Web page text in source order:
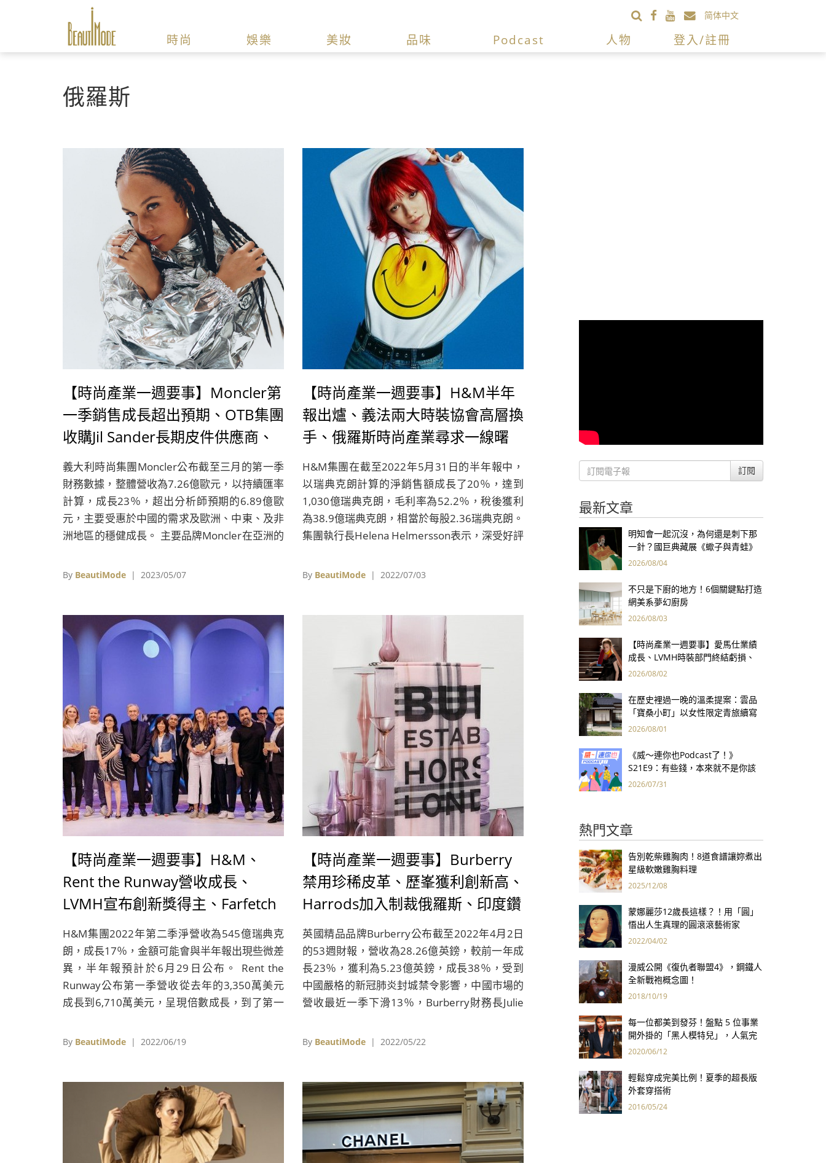
简体中文
時尚 娛樂 美妝 品味 Podcast 人物 登入/註冊
俄羅斯
【時尚產業一週要事】Moncler第
一季銷售成長超出預期、OTB集團
收購Jil Sander長期皮件供應商、
Shein與FIDM推出獎學金計畫、
有「赤色迪奧」之稱的俄羅斯設計
師Slava Zaitse
義大利時尚集團Moncler公布截至三月的第一季
財務數據，整體營收為7.26億歐元，以持續匯率
計算，成長23％，超出分析師預期的6.89億歐
元，主要受惠於中國的需求及歐洲、中東、及非
洲地區的穩健成長。 主要品牌Moncler在亞洲的
則成長了9％。在歐洲、中東和非洲地區，收入
By BeautiMode | 2023/05/07
【時尚產業一週要事】H&M半年
報出爐、義法兩大時裝協會高層換
手、俄羅斯時尚產業尋求一線曙
光、ANDAM時尚獎及Loewe工藝
獎公布得獎名單
H&M集團在截至2022年5月31日的半年報中，
以瑞典克朗計算的淨銷售額成長了20％，達到
1,030億瑞典克朗，毛利率為52.2％，稅後獲利
為38.9億瑞典克朗，相當於每股2.36瑞典克朗。
集團執行長Helena Helmersson表示，深受好評
加，降價幅度減少。實體店的銷售額大幅增長，
銷售渠道的整合與持續的舉措同時進行——特別
是在技術、供應鍊和可持續性方面。
By BeautiMode | 2022/07/03
【時尚產業一週要事】H&M、
Rent the Runway營收成長、
LVMH宣布創新獎得主、Farfetch
接受加密支付、卡地亞與亞馬遜聯
手打假、俄羅斯購物中心人流銳減
H&M集團2022年第二季淨營收為545億瑞典克
朗，成長17％，金額可能會與半年報出現些微差
異，半年報預計於6月29日公布。 Rent the
Runway公布第一季營收從去年的3,350萬美元
成長到6,710萬美元，呈現倍數成長，到了第一
134,998人，較前一季成長17％，也是歷來季末
4,230萬美元擴大至4,250萬美元。
By BeautiMode | 2022/06/19
【時尚產業一週要事】Burberry
禁用珍稀皮革、歷峯獲利創新高、
Harrods加入制裁俄羅斯、印度鑽
石工人失業、義大利最具價值品牌
出爐、Tom Ford卸任CFDA主席一
職
英國精品品牌Burberry公布截至2022年4月2日
的53週財報，營收為28.26億英鎊，較前一年成
長23％，獲利為5.23億英鎊，成長38％，受到
中國嚴格的新冠肺炎封城禁令影響，中國市場的
營收最近一季下滑13％，Burberry財務長Julie
會反彈回升。Julie Brown也表示，Burberry在
By BeautiMode | 2022/05/22
訂閱
最新文章
明知會一起沉沒，為何還是刺下那
一針？國巨典藏展《蠍子與青蛙》
用66件名作拷問人性
2026/08/04
不只是下廚的地方！6個關鍵點打造
網美系夢幻廚房
2026/08/03
【時尚產業一週要事】愛馬仕業績
成長、LVMH時裝部門終結虧損、
Kering轉型策略初現成效、Prada
2026/08/02
在歷史裡過一晚的溫柔提案：雲品
「寶桑小町」以女性限定青旅續寫
台東老屋記憶
2026/08/01
《威～連你也Podcast了！》
S21E9：有些錢，本來就不是你該
賺的——讀《一個投機者的告白》
2026/07/31
熱門文章
告別乾柴雞胸肉！8道食譜讓妳煮出
星級軟嫩雞胸料理
2025/12/08
蒙娜麗莎12歲長這樣？！用「圓」
悟出人生真理的圓滾滾藝術家
2022/04/02
漫威公開《復仇者聯盟4》，鋼鐵人
全新戰袍概念圖！
2018/10/19
每一位都美到發芬！盤點 5 位事業
開外掛的「黑人模特兒」，人氣完
勝連穿搭都超有料！
2020/06/12
輕鬆穿成完美比例！夏季的超長版
外套穿搭術
2016/05/24